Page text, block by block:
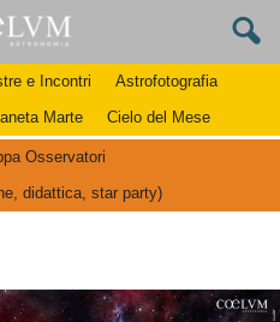
e Incontri
Astrofotografia
Marte Cielo del Mese
Osservatori
didattica, star party)